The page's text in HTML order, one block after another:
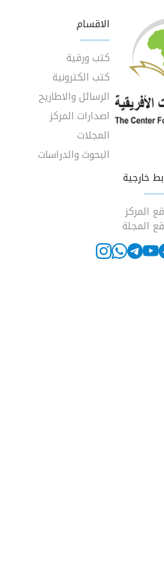
الاقسام
كتب ورقية
كتب الكترونية
الرسائل والاطاريح
اصدارات المركز
البحوث والدراسات